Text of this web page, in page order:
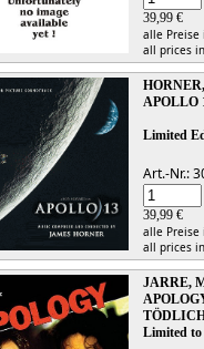
39,99 €
alle
all prices
APOLLO
Limited
Art.-Nr.:
39,99 €
alle
all prices
JARRE,
Limited to